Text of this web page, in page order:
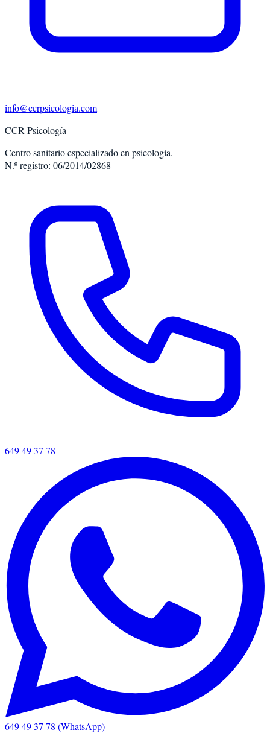
info@ccrpsicologia.com
CCR Psicología
Centro sanitario especializado en psicología.
N.º registro: 06/2014/02868
649 49 37 78
649 49 37 78 (WhatsApp)